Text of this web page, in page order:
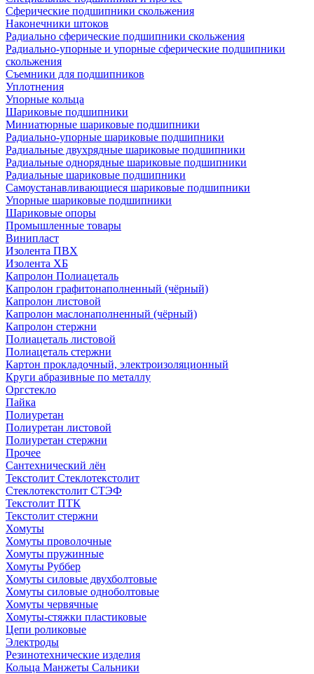
Сферические подшипники скольжения
Наконечники штоков
Радиально сферические подшипники скольжения
Радиально-упорные и упорные сферические подшипники
скольжения
Съемники для подшипников
Уплотнения
Упорные кольца
Шариковые подшипники
Миниатюрные шариковые подшипники
Радиально-упорные шариковые подшипники
Радиальные двухрядные шариковые подшипники
Радиальные однорядные шариковые подшипники
Радиальные шариковые подшипники
Самоустанавливающиеся шариковые подшипники
Упорные шариковые подшипники
Шариковые опоры
Промышленные товары
Винипласт
Изолента ПВХ
Изолента ХБ
Капролон Полиацеталь
Капролон графитонаполненный (чёрный)
Капролон листовой
Капролон маслонаполненный (чёрный)
Капролон стержни
Полиацеталь листовой
Полиацеталь стержни
Картон прокладочный, электроизоляционный
Круги абразивные по металлу
Оргстекло
Пайка
Полиуретан
Полиуретан листовой
Полиуретан стержни
Прочее
Сантехнический лён
Текстолит Стеклотекстолит
Стеклотекстолит СТЭФ
Текстолит ПТК
Текстолит стержни
Хомуты
Хомуты проволочные
Хомуты пружинные
Хомуты Руббер
Хомуты силовые двухболтовые
Хомуты силовые одноболтовые
Хомуты червячные
Хомуты-стяжки пластиковые
Цепи роликовые
Электроды
Резинотехнические изделия
Кольца Манжеты Сальники